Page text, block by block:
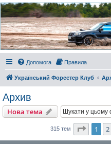
Украинский
Клуб
Всеукраинский клуб владельцев
еженедельные встречи, скидки от
Присоединяйтесь. Think. Feel. Drive.
Допомога
Правила
Український Форестер Клуб
Архив
Нова тема
315 тем 1 2